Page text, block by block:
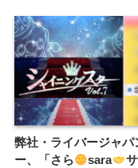
弊社・ライバージャパ
ー、「さら
sara